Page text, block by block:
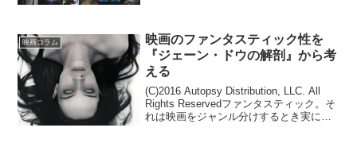
映画コラム
映画のファンタスティック性を
『ジェーン・ドウの解剖』から考
える
(C)2016 Autopsy Distribution, LLC. All
Rights Reservedファンタスティック。そ
れは映画をジャンル分けするとき実に便